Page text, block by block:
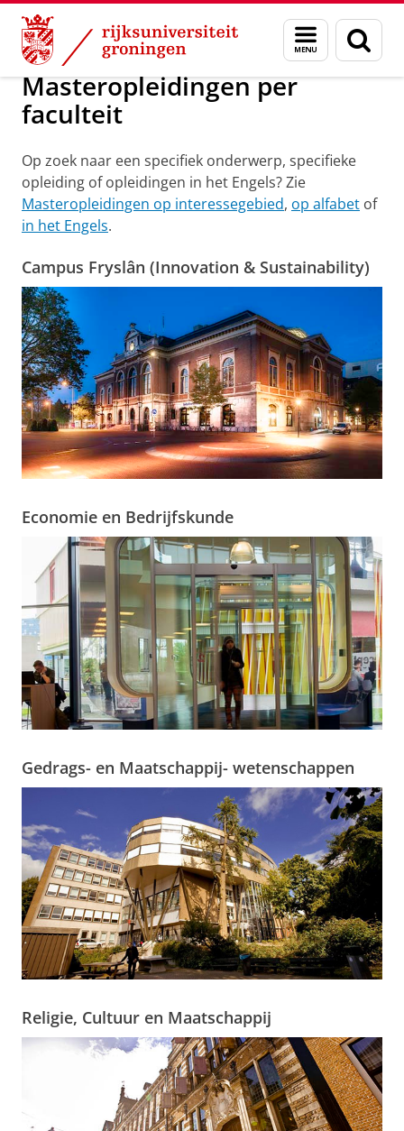
Skip
Content
Skip
Navigation
Menu
en
zoeken
Onderwijs Masteropleidingen per faculteit
Masteropleidingen per
faculteit
Op zoek naar een specifiek onderwerp, specifieke
opleiding of opleidingen in het Engels? Zie
Masteropleidingen op interessegebied, op alfabet of
in het Engels.
Campus Fryslân (Innovation & Sustainability)
Economie en Bedrijfskunde
Gedrags- en Maatschappij- wetenschappen
Religie, Cultuur en Maatschappij